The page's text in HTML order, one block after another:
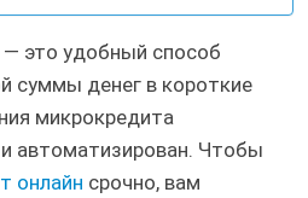
это удобный способ
суммы денег в короткие
микрокредита
автоматизирован. Чтобы
онлайн срочно, вам